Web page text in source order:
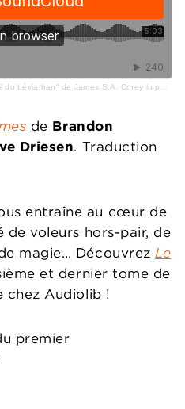
de James S.A. Corey lu par Thierry Blanc
de Brandon
Driesen. Traduction
entraîne au cœur de
de voleurs hors-pair, de
magie… DécouvrezLe
et dernier tome de
chez Audiolib !
premier